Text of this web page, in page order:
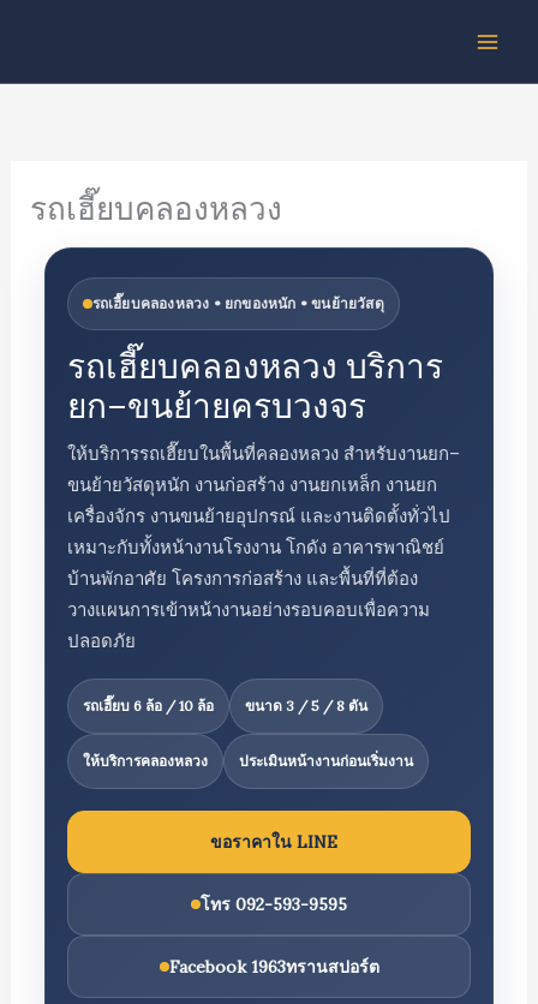
content
รถเฮี๊ยบคลองหลวง
รถเฮี๊ยบคลองหลวง • ยกของหนัก • ขนย้ายวัสดุ
รถเฮี๊ยบคลองหลวง บริการ
ยก–ขนย้ายครบวงจร
ให้บริการรถเฮี๊ยบในพื้นที่คลองหลวง สำหรับงานยก–
ขนย้ายวัสดุหนัก งานก่อสร้าง งานยกเหล็ก งานยก
เครื่องจักร งานขนย้ายอุปกรณ์ และงานติดตั้งทั่วไป
เหมาะกับทั้งหน้างานโรงงาน โกดัง อาคารพาณิชย์
บ้านพักอาศัย โครงการก่อสร้าง และพื้นที่ที่ต้อง
วางแผนการเข้าหน้างานอย่างรอบคอบเพื่อความ
ปลอดภัย
รถเฮี๊ยบ 6 ล้อ / 10 ล้อ ขนาด 3 / 5 / 8 ตัน
ให้บริการคลองหลวง ประเมินหน้างานก่อนเริ่มงาน
ขอราคาใน LINE
โทร 092-593-9595
Facebook 1963ทรานสปอร์ต